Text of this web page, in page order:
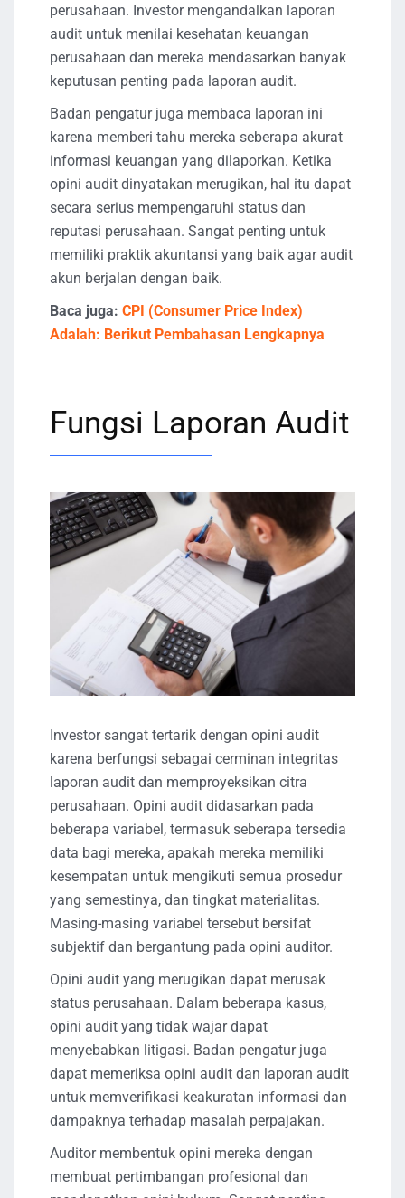
perusahaan. Investor mengandalkan laporan
audit untuk menilai kesehatan keuangan
perusahaan dan mereka mendasarkan banyak
keputusan penting pada laporan audit.
Badan pengatur juga membaca laporan ini
karena memberi tahu mereka seberapa akurat
informasi keuangan yang dilaporkan. Ketika
opini audit dinyatakan merugikan, hal itu dapat
secara serius mempengaruhi status dan
reputasi perusahaan. Sangat penting untuk
memiliki praktik akuntansi yang baik agar audit
akun berjalan dengan baik.
Baca juga: CPI (Consumer Price Index)
Adalah: Berikut Pembahasan Lengkapnya
Fungsi Laporan Audit
Investor sangat tertarik dengan opini audit
karena berfungsi sebagai cerminan integritas
laporan audit dan memproyeksikan citra
perusahaan. Opini audit didasarkan pada
beberapa variabel, termasuk seberapa tersedia
data bagi mereka, apakah mereka memiliki
kesempatan untuk mengikuti semua prosedur
yang semestinya, dan tingkat materialitas.
Masing-masing variabel tersebut bersifat
subjektif dan bergantung pada opini auditor.
Opini audit yang merugikan dapat merusak
status perusahaan. Dalam beberapa kasus,
opini audit yang tidak wajar dapat
menyebabkan litigasi. Badan pengatur juga
dapat memeriksa opini audit dan laporan audit
untuk memverifikasi keakuratan informasi dan
dampaknya terhadap masalah perpajakan.
Auditor membentuk opini mereka dengan
membuat pertimbangan profesional dan